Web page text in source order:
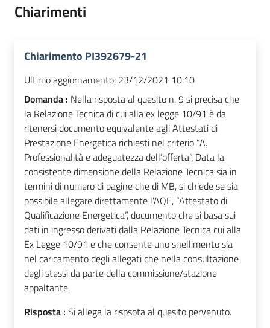
Chiarimenti
Chiarimento PI392679-21
Ultimo aggiornamento: 23/12/2021 10:10
Domanda : Nella risposta al quesito n. 9 si precisa che
la Relazione Tecnica di cui alla ex legge 10/91 è da
ritenersi documento equivalente agli Attestati di
Prestazione Energetica richiesti nel criterio “A.
Professionalità e adeguatezza dell’offerta”. Data la
consistente dimensione della Relazione Tecnica sia in
termini di numero di pagine che di MB, si chiede se sia
possibile allegare direttamente l’AQE, “Attestato di
Qualificazione Energetica”, documento che si basa sui
dati in ingresso derivati dalla Relazione Tecnica cui alla
Ex Legge 10/91 e che consente uno snellimento sia
nel caricamento degli allegati che nella consultazione
degli stessi da parte della commissione/stazione
appaltante.
Risposta : Si allega la rispsota al quesito pervenuto.